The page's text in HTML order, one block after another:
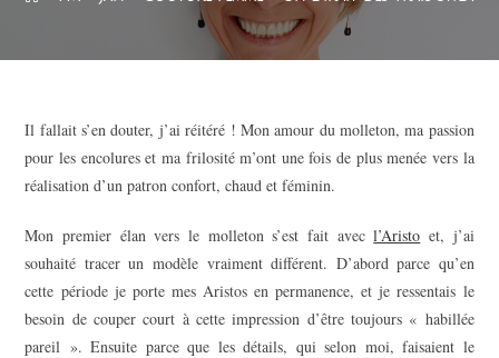
Il fallait s’en douter, j’ai réitéré ! Mon amour du molleton, ma passion
pour les encolures et ma frilosité m’ont une fois de plus menée vers la
réalisation d’un patron confort, chaud et féminin.
Mon premier élan vers le molleton s’est fait avecl’Aristo et, j’ai
souhaité tracer un modèle vraiment différent. D’abord parce qu’en
cette période je porte mes Aristos en permanence, et je ressentais le
besoin de couper court à cette impression d’être toujours « habillée
pareil ». Ensuite parce que les détails, qui selon moi, faisaient le